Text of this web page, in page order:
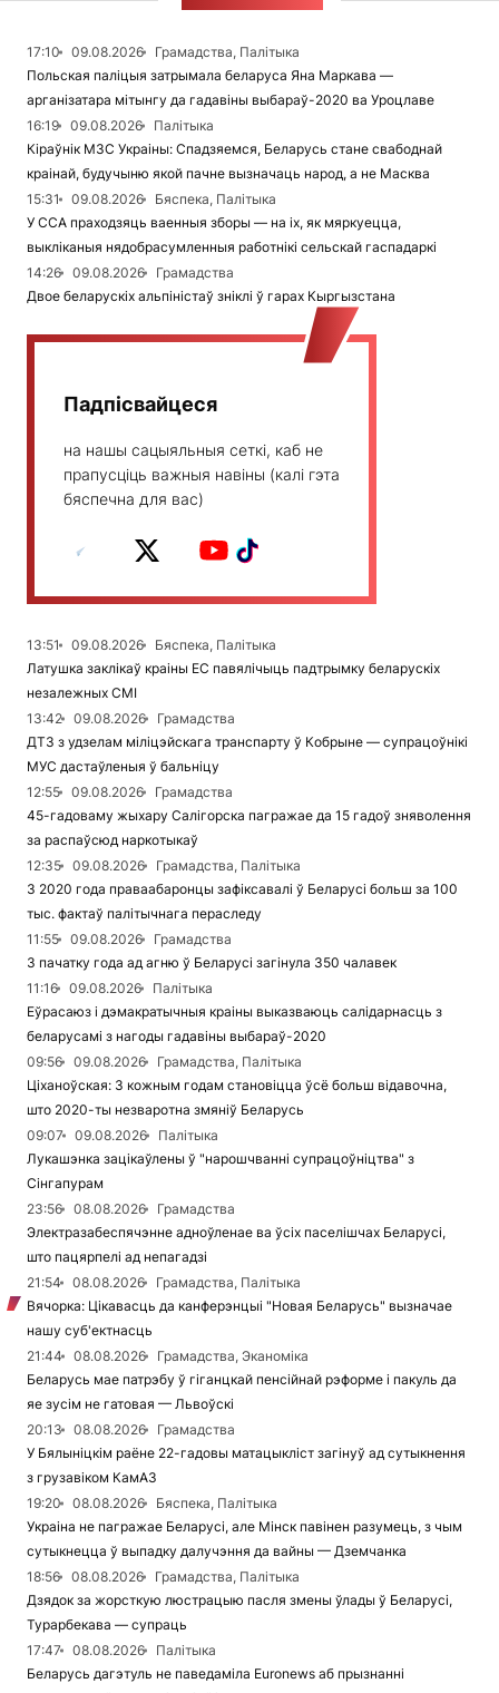
17:10 09.08.2026
Грамадства, Палітыка
Польская паліцыя затрымала беларуса Яна Маркава —
арганізатара мітынгу да гадавіны выбараў-2020 ва Уроцлаве
16:19
09.08.2026
Палітыка
Кіраўнік МЗС Украіны: Спадзяемся, Беларусь стане свабоднай
краінай, будучыню якой пачне вызначаць народ, а не Масква
15:31
09.08.2026
Бяспека, Палітыка
У ССА праходзяць ваенныя зборы — на іх, як мяркуецца,
выкліканыя нядобрасумленныя работнікі сельскай гаспадаркі
14:26
09.08.2026
Грамадства
Двое беларускіх альпіністаў зніклі ў гарах Кыргызстана
Падпісвайцеся
на нашы сацыяльныя сеткі, каб не
прапусціць важныя навіны (калі гэта
бяспечна для вас)
13:51 09.08.2026
Бяспека, Палітыка
Латушка заклікаў краіны ЕС павялічыць падтрымку беларускіх
незалежных СМІ
13:42
09.08.2026
Грамадства
ДТЗ з удзелам міліцэйскага транспарту ў Кобрыне — супрацоўнікі
МУС дастаўленыя ў бальніцу
12:55
09.08.2026
Грамадства
45-гадоваму жыхару Салігорска пагражае да 15 гадоў зняволення
за распаўсюд наркотыкаў
12:35
09.08.2026
Грамадства, Палітыка
З 2020 года праваабаронцы зафіксавалі ў Беларусі больш за 100
тыс. фактаў палітычнага пераследу
11:55
09.08.2026
Грамадства
З пачатку года ад агню ў Беларусі загінула 350 чалавек
11:16
09.08.2026
Палітыка
Еўрасаюз і дэмакратычныя краіны выказваюць салідарнасць з
беларусамі з нагоды гадавіны выбараў-2020
09:56
09.08.2026
Грамадства, Палітыка
Ціханоўская: З кожным годам становіцца ўсё больш відавочна,
што 2020-ты незваротна змяніў Беларусь
09:07
09.08.2026
Палітыка
Лукашэнка зацікаўлены ў "нарошчванні супрацоўніцтва" з
Сінгапурам
23:56
08.08.2026
Грамадства
Электразабеспячэнне адноўленае ва ўсіх паселішчах Беларусі,
што пацярпелі ад непагадзі
21:54
08.08.2026
Грамадства, Палітыка
Вячорка: Цікавасць да канферэнцыі "Новая Беларусь" вызначае
нашу суб'ектнасць
21:44
08.08.2026
Грамадства, Эканоміка
Беларусь мае патрэбу ў гіганцкай пенсійнай рэформе і пакуль да
яе зусім не гатовая — Львоўскі
20:13
08.08.2026
Грамадства
У Бялыніцкім раёне 22-гадовы матацыкліст загінуў ад сутыкнення
з грузавіком КамАЗ
19:20
08.08.2026
Бяспека, Палітыка
Украіна не пагражае Беларусі, але Мінск павінен разумець, з чым
сутыкнецца ў выпадку далучэння да вайны — Дземчанка
18:56
08.08.2026
Грамадства, Палітыка
Дзядок за жорсткую люстрацыю пасля змены ўлады ў Беларусі,
Турарбекава — супраць
17:47
08.08.2026
Палітыка
Беларусь дагэтуль не паведаміла Euronews аб прызнанні